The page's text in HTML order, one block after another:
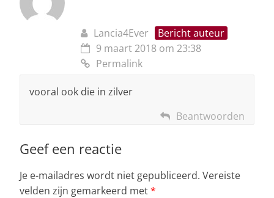
Lancia4Ever
Bericht auteur
9 maart 2018 om 23:38
Permalink
vooral ook die in zilver
Beantwoorden
Geef een reactie
Je e-mailadres wordt niet gepubliceerd. Vereiste
velden zijn gemarkeerd met*